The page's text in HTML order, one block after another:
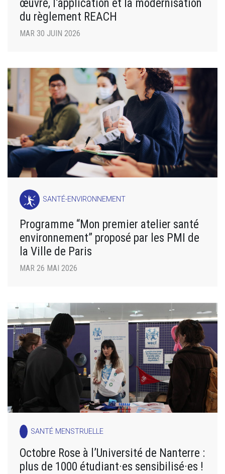
œuvre, l’application et la modernisation
du règlement REACH
MAR 30 JUIN 2026
SANTÉ-ENVIRONNEMENT
Programme “Mon premier atelier santé
environnement” proposé par les PMI de
la Ville de Paris
MAR 26 MAI 2026
SANTÉ MENSTRUELLE
Octobre Rose à l’Université de Nanterre :
plus de 1000 étudiant·es sensibilisé·es !